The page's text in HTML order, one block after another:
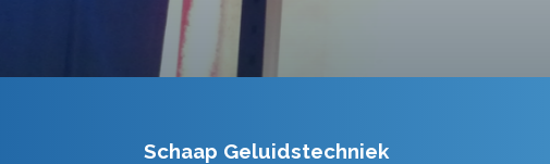
Schaap Geluidstechniek